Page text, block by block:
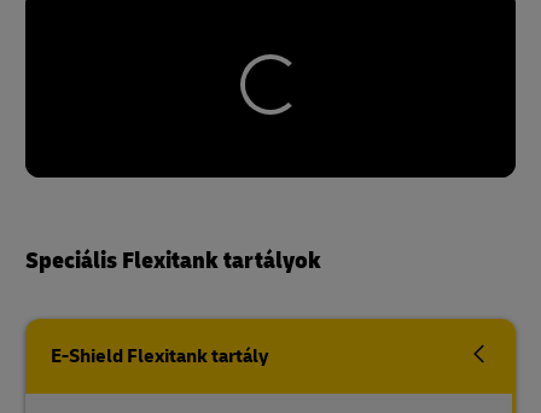
Speciális Flexitank tartályok
E-Shield Flexitank tartály